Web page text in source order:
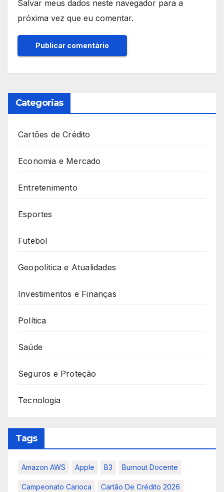
Salvar meus dados neste navegador para a
próxima vez que eu comentar.
Categorias
Cartões de Crédito
Economia e Mercado
Entretenimento
Esportes
Futebol
Geopolítica e Atualidades
Investimentos e Finanças
Política
Saúde
Seguros e Proteção
Tecnologia
Tags
Amazon AWS Apple B3 Burnout Docente
Campeonato Carioca Cartão De Crédito 2026